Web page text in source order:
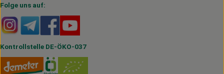
Folge uns auf:
Externer Link zu https://www.instagram.com/
Externer Link zu https://t.me/s/hofmahlitzsch
Externer Link zu https://www.facebook.com/
Kontrollstelle DE-ÖKO-037